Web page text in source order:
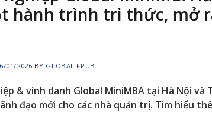
hành trình tri thức, mở
01/2026 BY GLOBAL FPUB
& vinh danh Global MiniMBA tại Hà Nội và
đạo mới cho các nhà quản trị. Tìm hiểu